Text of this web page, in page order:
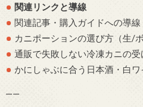
関連リンクと導線
関連記事・購入ガイドへの導線
カニポーションの選び方（生/
通販で失敗しない冷凍カニの
かにしゃぶに合う日本酒・白
——